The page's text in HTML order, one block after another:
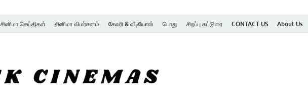
சினிமா செய்திகள் சினிமா விமர்சனம் கேலரி & வீடியோஸ் பொது சிறப்பு கட்டுரை CONTACT US About Us